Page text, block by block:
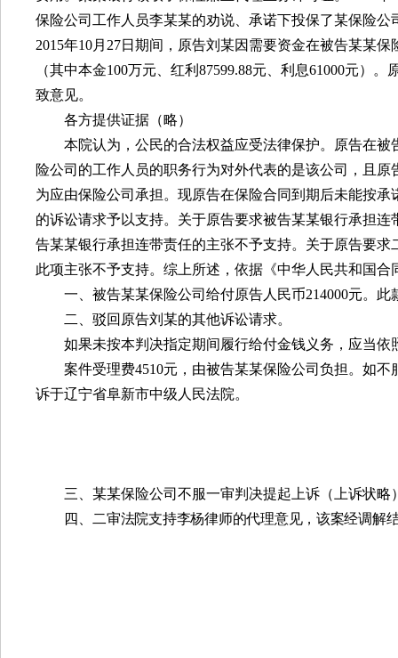
保险公司工作人员李某某的劝说、承诺下投保了某保险公
2015年10月 27日期间，原告刘某因需要资金在被告某某
（其中本金100万元、红利 87599.88元、利息61000元）。
致意见。
各方提供证据（略）
本院认为，公民的合法权益应受法律保护。原告在
险公司的工作人员的职务行为对外代表的是该公司，且
为应由保险公司承担。现原告在保险合同到期后未能按
的诉讼请求予以支持。关于原告要求被告某某银行承担
告某某银行承担连带责任的主张不予支持。关于原告要求
此项主张不予支持。综上所述，依据《中华人民共和国
一、被告某某保险公司给付原告人民币214000元。此
二、驳回原告刘某的其他诉讼请求。
如果未按本判决指定期间履行给付金钱义务，应当
案件受理费4510元，由被告某某保险公司负担。如
诉于辽宁省阜新市中级人民法院。
三、某某保险公司不服一审判决提起上诉（上诉状
四、二审法院支持李杨律师的代理意见，该案经调解